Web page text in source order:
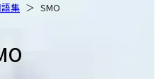
語集 SMO